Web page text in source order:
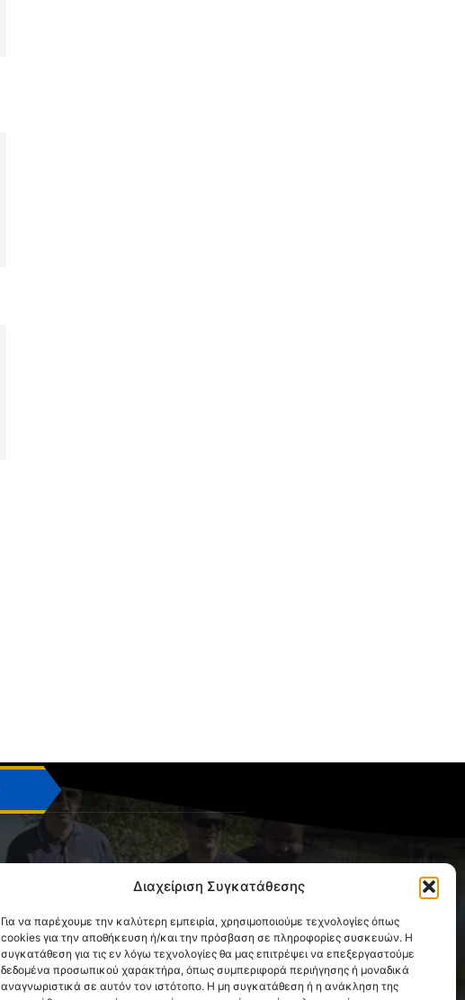
Διαχείριση Συγκατάθεσης
Για να παρέχουμε την καλύτερη εμπειρία, χρησιμοποιούμε τεχνολογίες όπως
cookies για την αποθήκευση ή/και την πρόσβαση σε πληροφορίες συσκευών. Η
συγκατάθεση για τις εν λόγω τεχνολογίες θα μας επιτρέψει να επεξεργαστούμε
δεδομένα προσωπικού χαρακτήρα, όπως συμπεριφορά περιήγησης ή μοναδικά
αναγνωριστικά σε αυτόν τον ιστότοπο. Η μη συγκατάθεση ή η ανάκληση της